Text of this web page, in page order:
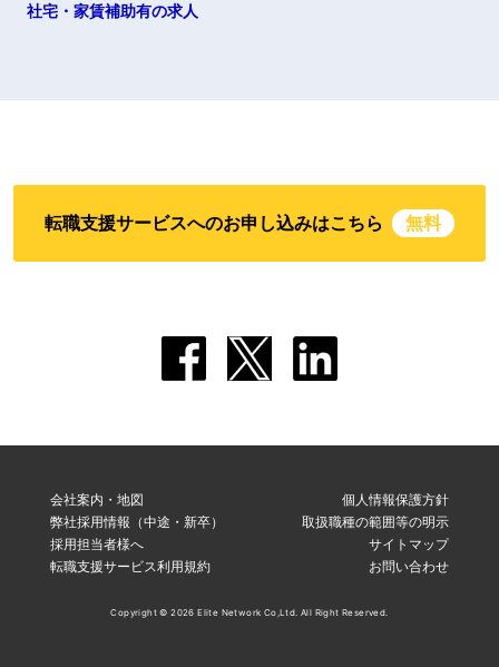
社宅・家賃補助有の求人
転職支援サービスへのお申し込みはこちら 無料
会社案内・地図
弊社採用情報（中途・新卒）
採用担当者様へ
転職支援サービス利用規約
個人情報保護方針
取扱職種の範囲等の明示
サイトマップ
お問い合わせ
Copyright © 2026 Elite Network Co,Ltd. All Right Reserved.